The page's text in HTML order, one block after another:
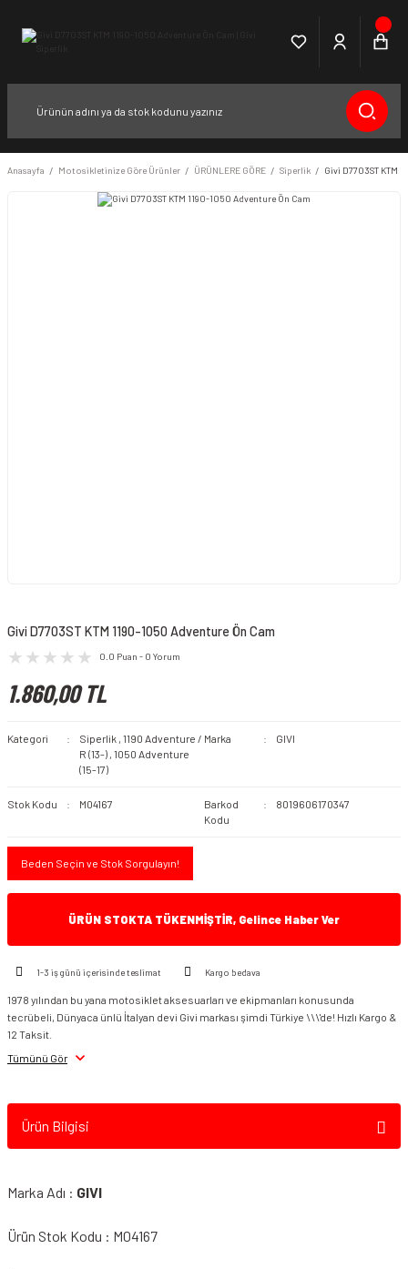
Anasayfa Motosikletinize Göre Ürünler ÜRÜNLERE GÖRE Siperlik Givi D7703ST KTM
Givi D7703ST KTM 1190-1050 Adventure Ön Cam
0.0 Puan - 0 Yorum
1.860,00 TL
Kategori Siperlik , 1190 Adventure /
R (13-) , 1050 Adventure
(15-17)
Marka GIVI
Stok Kodu M04167
Barkod
Kodu
8019606170347
Beden Seçin ve Stok Sorgulayın!
ÜRÜN STOKTA TÜKENMİŞTİR, Gelince Haber Ver
1-3 iş günü içerisinde teslimat Kargo bedava
1978 yılından bu yana motosiklet aksesuarları ve ekipmanları konusunda
tecrübeli, Dünyaca ünlü İtalyan devi Givi markası şimdi Türkiye \\\'de! Hızlı Kargo &
12 Taksit.
Tümünü Gör
Ürün Bilgisi
Marka Adı : GIVI
Ürün Stok Kodu : M04167